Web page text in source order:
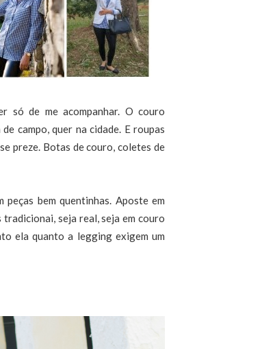
só de me acompanhar. O couro
campo, quer na cidade. E roupas
preze. Botas de couro, coletes de
bem quentinhas. Aposte em
seja real, seja em couro
ela quanto a legging exigem um